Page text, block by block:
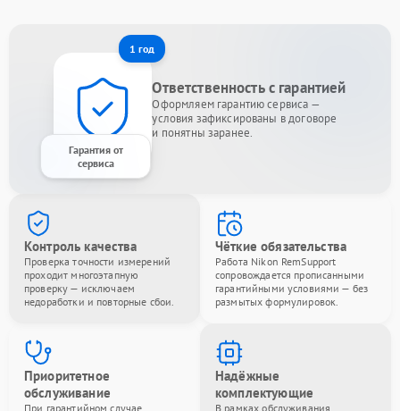
1 год
Гарантия от
сервиса
Ответственность с гарантией
Оформляем гарантию сервиса —
условия зафиксированы в договоре
и понятны заранее.
Контроль качества
Проверка точности измерений
проходит многоэтапную
проверку — исключаем
недоработки и повторные сбои.
Чёткие обязательства
Работа Nikon RemSupport
сопровождается прописанными
гарантийными условиями — без
размытых формулировок.
Приоритетное
обслуживание
При гарантийном случае
Надёжные
комплектующие
В рамках обслуживания